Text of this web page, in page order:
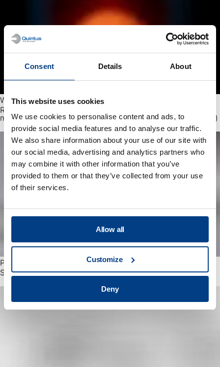
Consent Details About
This website uses cookies
We use cookies to personalise content and ads, to
provide social media features and to analyse our traffic.
We also share information about your use of our site with
our social media, advertising and analytics partners who
may combine it with other information that you’ve
provided to them or that they’ve collected from your use
of their services.
Allow all
Customize
Deny
White paper
Reducción de la deformación por tratamiento por calor
mediante el tratamiento por calor de alta presión (HPHT™)
Publicación técnica
Satisfacer la demanda de implantes médicos fabricados